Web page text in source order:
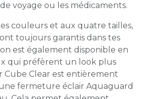
voyage ou les médicaments.
couleurs et aux quatre tailles,
toujours garantis dans tes
est également disponible en
qui préfèrent un look plus
Cube Clear est entièrement
fermeture éclair Aquaguard